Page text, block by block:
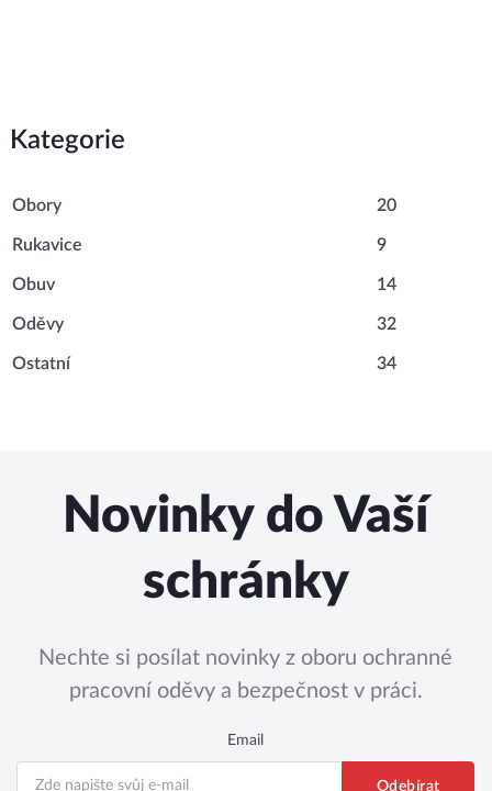
Kategorie
Obory 20
Rukavice 9
Obuv 14
Oděvy 32
Ostatní 34
Novinky do Vaší
schránky
Nechte si posílat novinky z oboru ochranné
pracovní oděvy a bezpečnost v práci.
Email